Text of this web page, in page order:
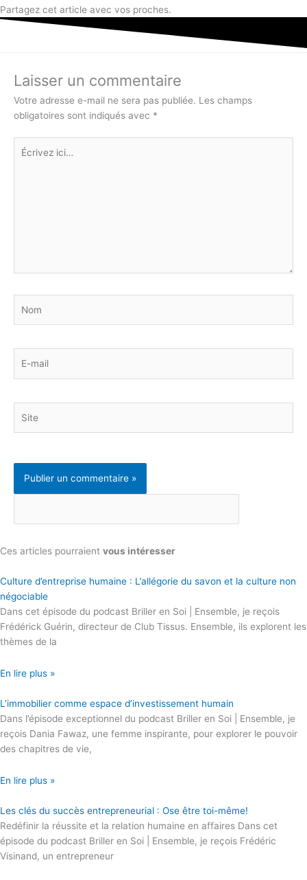
Partagez cet article avec vos proches.
Laisser un commentaire
Votre adresse e-mail ne sera pas publiée. Les champs
obligatoires sont indiqués avec *
Écrivez
ici…
mail
Ces articles pourraient vous intéresser
Culture d’entreprise humaine : L’allégorie du savon et la culture non
négociable
Dans cet épisode du podcast Briller en Soi | Ensemble, je reçois
Frédérick Guérin, directeur de Club Tissus. Ensemble, ils explorent les
thèmes de la
En lire plus »
L’immobilier comme espace d’investissement humain
Dans l’épisode exceptionnel du podcast Briller en Soi | Ensemble, je
reçois Dania Fawaz, une femme inspirante, pour explorer le pouvoir
des chapitres de vie,
En lire plus »
Les clés du succès entrepreneurial : Ose être toi-même!
Redéfinir la réussite et la relation humaine en affaires Dans cet
épisode du podcast Briller en Soi | Ensemble, je reçois Frédéric
Visinand, un entrepreneur